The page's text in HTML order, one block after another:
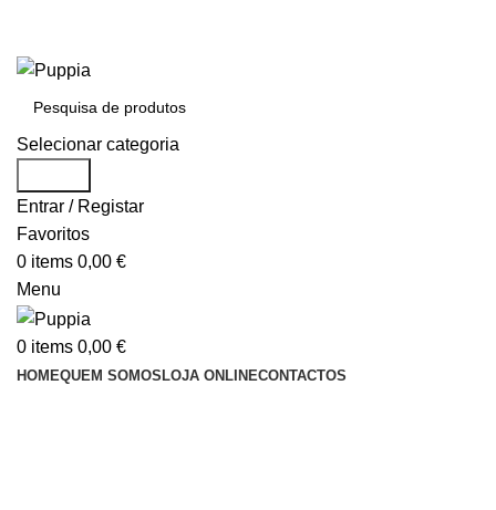
Selecionar categoria
Entrar / Registar
Favoritos
0 items 0,00 €
Menu
0 items 0,00 €
HOMEQUEM SOMOSLOJA ONLINECONTACTOS